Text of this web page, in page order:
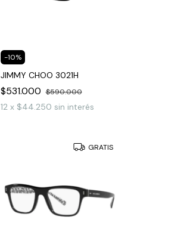
-10%
JIMMY CHOO 3021H
$531.000 $590.000
12 x $44.250 sin interés
GRATIS